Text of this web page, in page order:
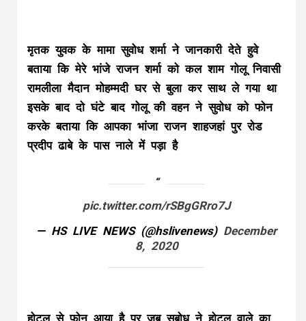
मृतक युवक के मामा सुवोध शर्मा ने जानकारी देते हुवे
बताया कि मेरे भांजे राजन शर्मा को कल शाम गोलू निवासी
रामलीला मैदान मोहम्मदी घर से बुला कर साथ ले गया था
इसके बाद दो घंटे बाद गोलू की वहन ने सुवोध को फोन
करके बताया कि आपका भांजा राजन शाहजहां पुर रोड
प्रदीप ढाबे के पास नाले में पड़ा है
pic.twitter.com/rSBgGRro7J
— HS LIVE NEWS (@hslivenews) December
8, 2020
होटल से फोन आया है पर जब सुबोध ने होटल वाले का